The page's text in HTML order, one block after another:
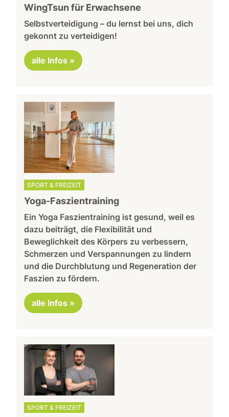
WingTsun für Erwachsene
Selbstverteidigung – du lernst bei uns, dich
gekonnt zu verteidigen!
alle Infos »
SPORT & FREIZEIT
Yoga-Faszientraining
Ein Yoga Faszientraining ist gesund, weil es
dazu beiträgt, die Flexibilität und
Beweglichkeit des Körpers zu verbessern,
Schmerzen und Verspannungen zu lindern
und die Durchblutung und Regeneration der
Faszien zu fördern.
alle Infos »
SPORT & FREIZEIT